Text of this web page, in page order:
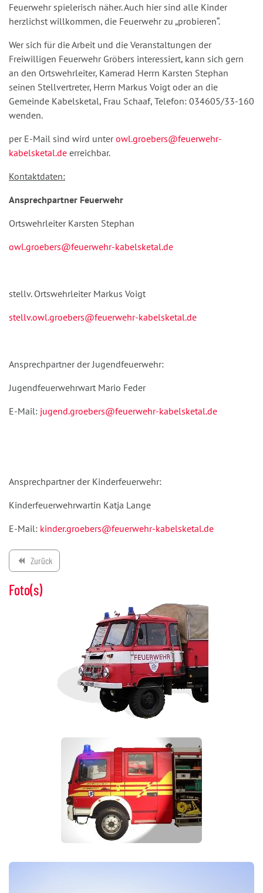
Feuerwehr spielerisch näher. Auch hier sind alle Kinder
herzlichst willkommen, die Feuerwehr zu „probieren“.
Wer sich für die Arbeit und die Veranstaltungen der
Freiwilligen Feuerwehr Gröbers interessiert, kann sich gern
an den Ortswehrleiter, Kamerad Herrn Karsten Stephan
seinen Stellvertreter, Herrn Markus Voigt oder an die
Gemeinde Kabelsketal, Frau Schaaf, Telefon: 034605/33-160
wenden.
per E-Mail sind wird unterowl.groebers@feuerwehr-
kabelsketal.de erreichbar.
Kontaktdaten:
Ansprechpartner Feuerwehr
Ortswehrleiter Karsten Stephan
owl.groebers@feuerwehr-kabelsketal.de
stellv. Ortswehrleiter Markus Voigt
stellv.owl.groebers@feuerwehr-kabelsketal.de
Ansprechpartner der Jugendfeuerwehr:
Jugendfeuerwehrwart Mario Feder
E-Mail: jugend.groebers@feuerwehr-kabelsketal.de
Ansprechpartner der Kinderfeuerwehr:
Kinderfeuerwehrwartin Katja Lange
E-Mail: kinder.groebers@feuerwehr-kabelsketal.de
backward Zurück
Foto(s)